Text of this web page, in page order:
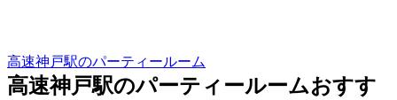
高速神戸駅のパーティールーム
高速神戸駅のパーティールームおすす